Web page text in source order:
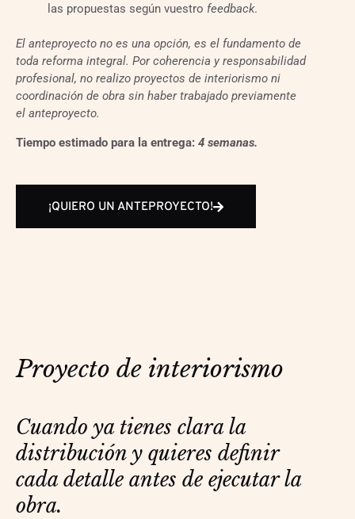
las propuestas según vuestro feedback.
El anteproyecto no es una opción, es el fundamento de
toda reforma integral. Por coherencia y responsabilidad
profesional, no realizo proyectos de interiorismo ni
coordinación de obra sin haber trabajado previamente
el anteproyecto.
Tiempo estimado para la entrega: 4 semanas.
¡QUIERO UN ANTEPROYECTO!
Proyecto de interiorismo
Cuando ya tienes clara la
distribución y quieres definir
cada detalle antes de ejecutar la
obra.